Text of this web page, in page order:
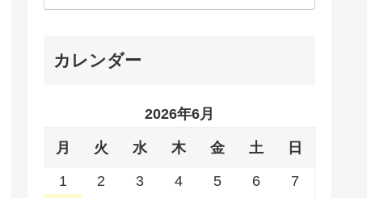
カレンダー
2026年6月
月 火 水 木 金 土 日
1 2 3 4 5 6
7